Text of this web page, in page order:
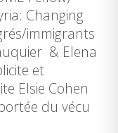
Changing
immigrants
& Elena
et
Elsie Cohen
du vécu